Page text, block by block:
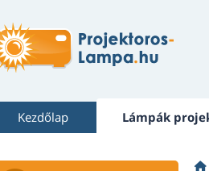
Kezdőlap Lámpák